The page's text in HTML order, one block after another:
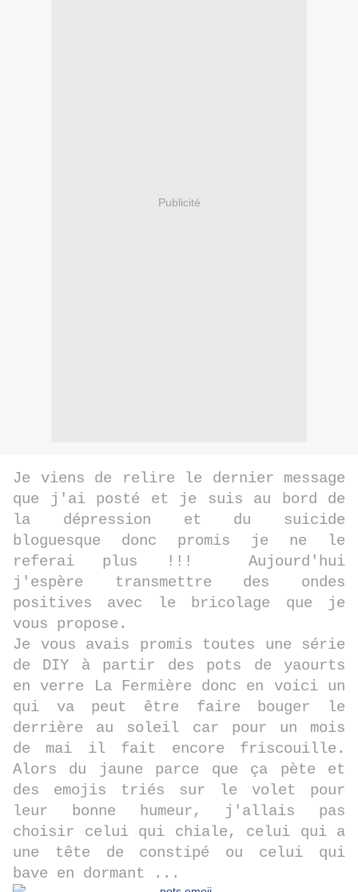
Publicité
Je viens de relire le dernier message
que j'ai posté et je suis au bord de
la dépression et du suicide
bloguesque donc promis je ne le
referai plus !!! Aujourd'hui
j'espère transmettre des ondes
positives avec le bricolage que je
vous propose.
Je vous avais promis toutes une série
de DIY à partir des pots de yaourts
en verre La Fermière donc en voici un
qui va peut être faire bouger le
derrière au soleil car pour un mois
de mai il fait encore friscouille.
Alors du jaune parce que ça pète et
des emojis triés sur le volet pour
leur bonne humeur, j'allais pas
choisir celui qui chiale, celui qui a
une tête de constipé ou celui qui
bave en dormant ...